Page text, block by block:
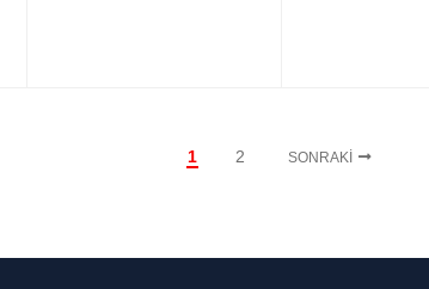
1 2 SONRAKI